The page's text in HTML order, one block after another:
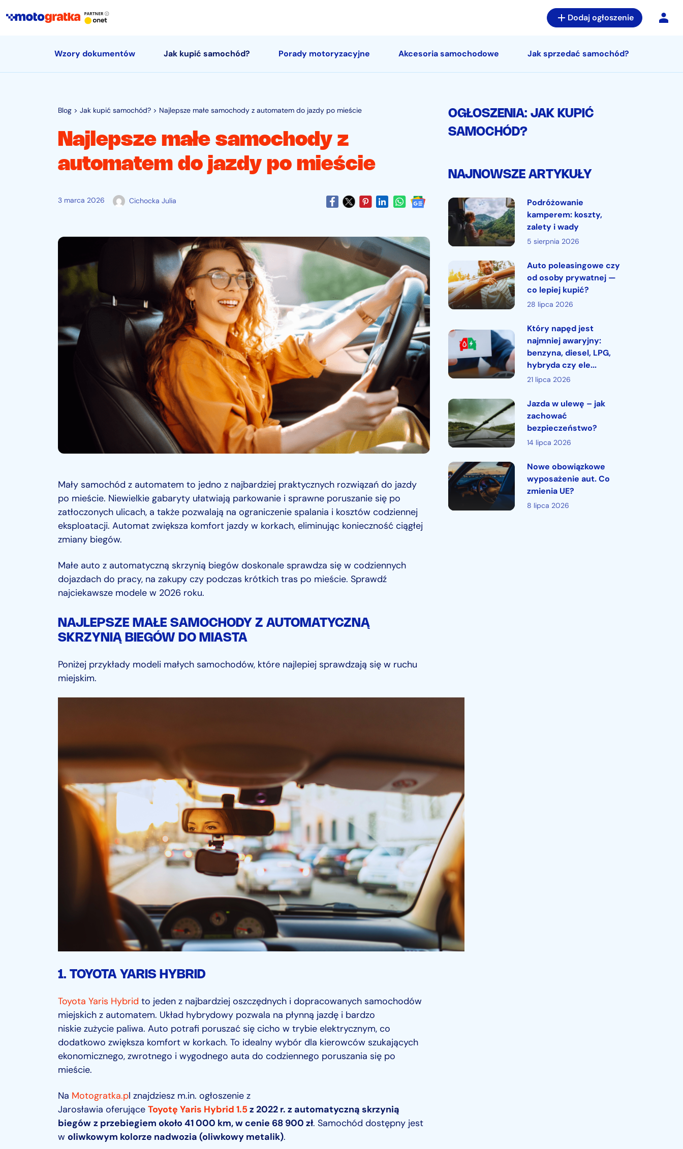
Dodaj ogłoszenie
Wzory dokumentów Jak kupić samochód? Porady motoryzacyjne Akcesoria samochodowe Jak sprzedać samochód?
Blog > Jak kupić samochód? > Najlepsze małe samochody z automatem do jazdy po mieście
Najlepsze małe samochody z
automatem do jazdy po mieście
3 marca 2026 Cichocka Julia
Mały samochód z automatem to jedno z najbardziej praktycznych rozwiązań do jazdy
po mieście. Niewielkie gabaryty ułatwiają parkowanie i sprawne poruszanie się po
zatłoczonych ulicach, a także pozwalają na ograniczenie spalania i kosztów codziennej
eksploatacji. Automat zwiększa komfort jazdy w korkach, eliminując konieczność ciągłej
zmiany biegów.
Małe auto z automatyczną skrzynią biegów doskonale sprawdza się w codziennych
dojazdach do pracy, na zakupy czy podczas krótkich tras po mieście. Sprawdź
najciekawsze modele w 2026 roku.
NAJLEPSZE MAŁE SAMOCHODY Z AUTOMATYCZNĄ
SKRZYNIĄ BIEGÓW DO MIASTA
Poniżej przykłady modeli małych samochodów, które najlepiej sprawdzają się w ruchu
miejskim.
1. TOYOTA YARIS HYBRID
Toyota Yaris Hybrid to jeden z najbardziej oszczędnych i dopracowanych samochodów
miejskich z automatem. Układ hybrydowy pozwala na płynną jazdę i bardzo
niskie zużycie paliwa. Auto potrafi poruszać się cicho w trybie elektrycznym, co
dodatkowo zwiększa komfort w korkach. To idealny wybór dla kierowców szukających
ekonomicznego, zwrotnego i wygodnego auta do codziennego poruszania się po
mieście.
Na Motogratka.pl znajdziesz m.in. ogłoszenie z
Jarosławia oferujące Toyotę Yaris Hybrid 1.5z 2022 r. z automatyczną skrzynią
biegów z przebiegiem około 41 000 km, w cenie 68 900 zł. Samochód dostępny jest
w oliwkowym kolorze nadwozia (oliwkowy metalik).
OGŁOSZENIA: JAK KUPIĆ
SAMOCHÓD?
NAJNOWSZE ARTYKUŁY
Podróżowanie
kamperem: koszty,
zalety i wady
5 sierpnia 2026
Auto poleasingowe czy
od osoby prywatnej —
co lepiej kupić?
28 lipca 2026
Który napęd jest
najmniej awaryjny:
benzyna, diesel, LPG,
hybryda czy ele...
21 lipca 2026
Jazda w ulewę – jak
zachować
bezpieczeństwo?
14 lipca 2026
Nowe obowiązkowe
wyposażenie aut. Co
zmienia UE?
8 lipca 2026